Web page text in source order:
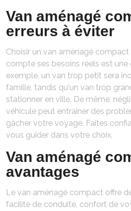
Van aménagé
erreurs à éviter
Choisir un van aménagé compact
compte ses besoins réels est une
exemple, un van trop petit sera
famille, tandis qu'un van trop
stationner en ville. De même,
véhicule peut entraîner des
gâcher votre voyage. Faites
vous guider dans votre choix.
Van aménagé
avantages
Le van aménagé compact offre
facilité de conduite, confort de